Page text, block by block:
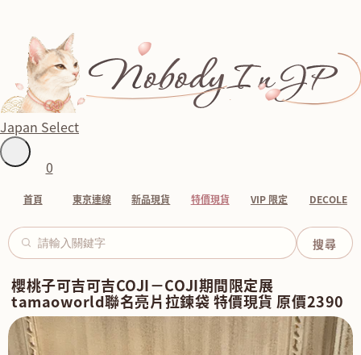
Japan Select
0
首頁 東京連線 新品現貨 特價現貨 VIP 限定 DECOLE
櫻桃子可吉可吉COJI－COJI期間限定展
tamaoworld聯名亮片拉鍊袋 特價現貨 原價2390